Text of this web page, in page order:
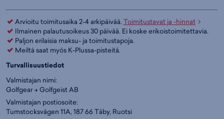
Arvioitu toimitusaika 2-4 arkipäivää. Toimitustavat ja -hinnat
Ilmainen palautusoikeus 30 päivää. Ei koske erikoistoimitettavia.
Paljon erilaisia maksu- ja toimitustapoja.
Meiltä saat myös K-Plussa-pisteitä.
Turvallisuustiedot
Valmistajan nimi:
Golfgear -> Golfgeist AB
Valmistajan postiosoite:
Tumstocksvägen 11A, 187 66 Täby, Ruotsi